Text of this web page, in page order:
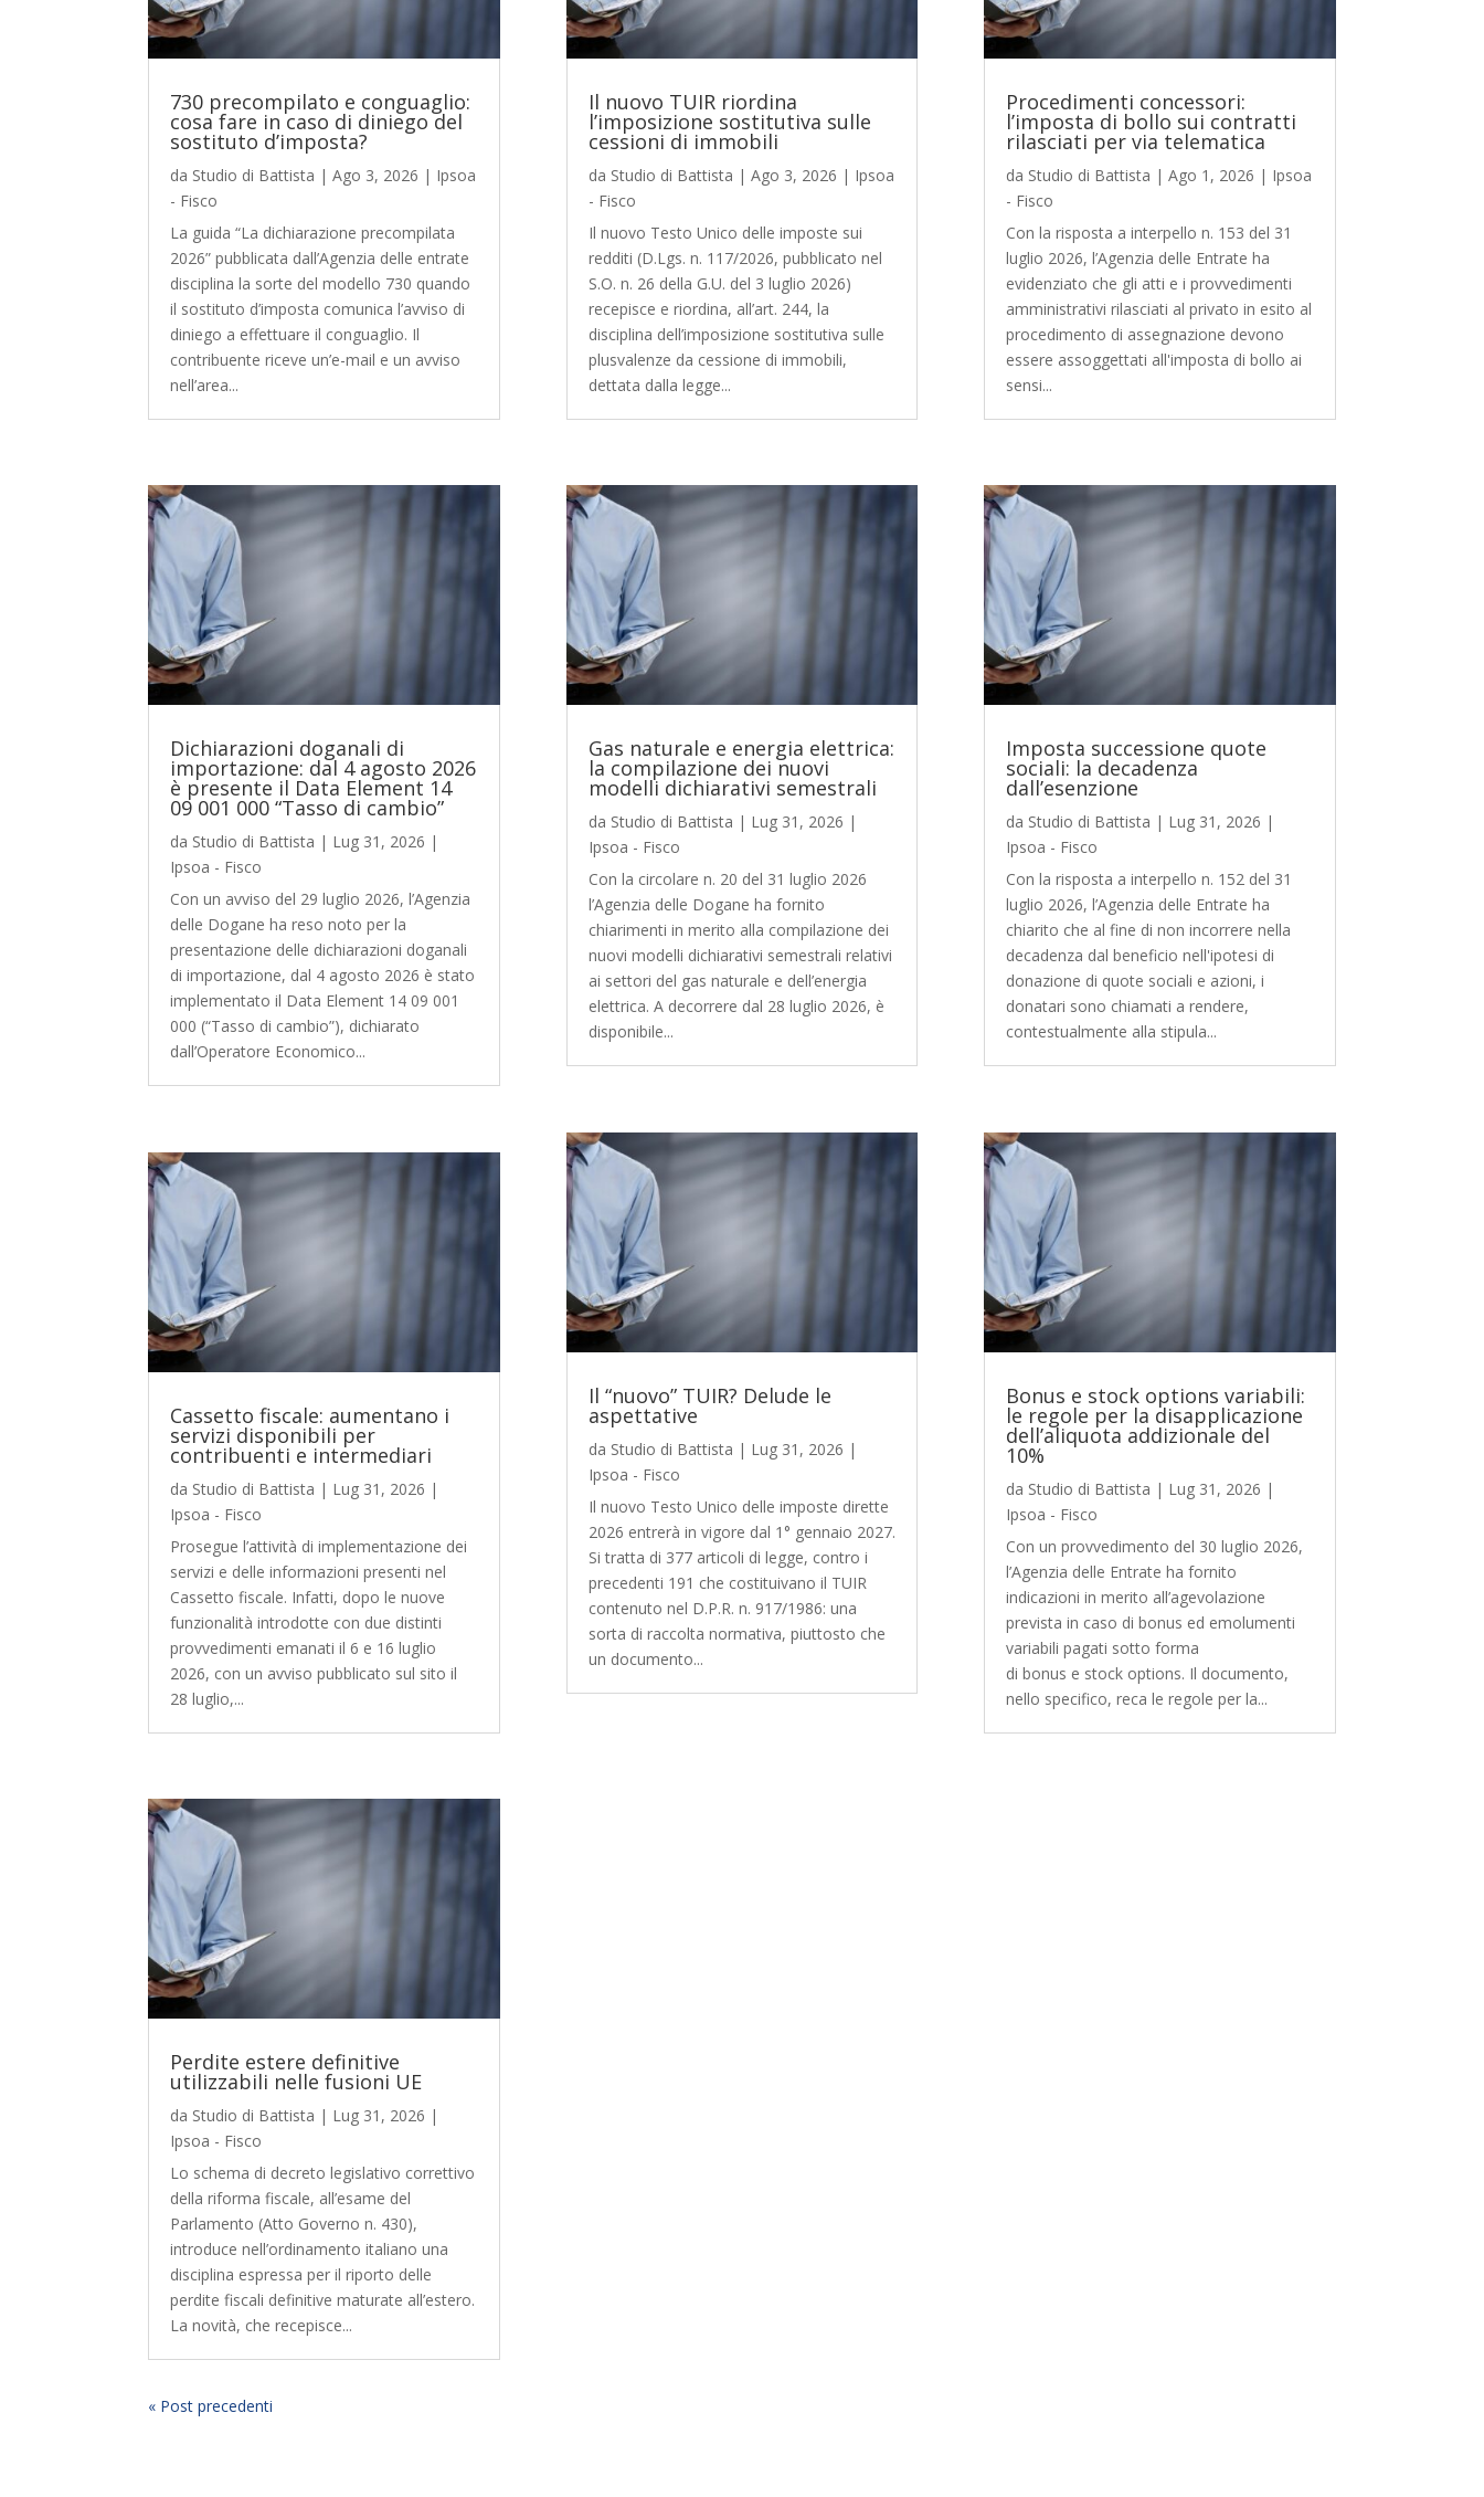
730 precompilato e conguaglio:
cosa fare in caso di diniego del
sostituto d’imposta?
da Studio di Battista |Ago 3, 2026 | Ipsoa
- Fisco
La guida “La dichiarazione precompilata
2026” pubblicata dall’Agenzia delle entrate
disciplina la sorte del modello 730 quando
il sostituto d’imposta comunica l’avviso di
diniego a effettuare il conguaglio. Il
contribuente riceve un’e-mail e un avviso
nell’area...
Dichiarazioni doganali di
importazione: dal 4 agosto 2026
è presente il Data Element 14
09 001 000 “Tasso di cambio”
da Studio di Battista | Lug 31, 2026 |
Ipsoa - Fisco
Con un avviso del 29 luglio 2026, l’Agenzia
delle Dogane ha reso noto per la
presentazione delle dichiarazioni doganali
di importazione, dal 4 agosto 2026 è stato
implementato il Data Element 14 09 001
000 (“Tasso di cambio”), dichiarato
dall’Operatore Economico...
Cassetto fiscale: aumentano i
servizi disponibili per
contribuenti e intermediari
da Studio di Battista | Lug 31, 2026 |
Ipsoa - Fisco
Prosegue l’attività di implementazione dei
servizi e delle informazioni presenti nel
Cassetto fiscale. Infatti, dopo le nuove
funzionalità introdotte con due distinti
provvedimenti emanati il 6 e 16 luglio
2026, con un avviso pubblicato sul sito il
28 luglio,...
Perdite estere definitive
utilizzabili nelle fusioni UE
da Studio di Battista | Lug 31, 2026 |
Ipsoa - Fisco
Lo schema di decreto legislativo correttivo
della riforma fiscale, all’esame del
Parlamento (Atto Governo n. 430),
introduce nell’ordinamento italiano una
disciplina espressa per il riporto delle
perdite fiscali definitive maturate all’estero.
La novità, che recepisce...
Il nuovo TUIR riordina
l’imposizione sostitutiva sulle
cessioni di immobili
da Studio di Battista | Ago 3, 2026 | Ipsoa
- Fisco
Il nuovo Testo Unico delle imposte sui
redditi (D.Lgs. n. 117/2026, pubblicato nel
S.O. n. 26 della G.U. del 3 luglio 2026)
recepisce e riordina, all’art. 244, la
disciplina dell’imposizione sostitutiva sulle
plusvalenze da cessione di immobili,
dettata dalla legge...
Gas naturale e energia elettrica:
la compilazione dei nuovi
modelli dichiarativi semestrali
da Studio di Battista | Lug 31, 2026 |
Ipsoa - Fisco
Con la circolare n. 20 del 31 luglio 2026
l’Agenzia delle Dogane ha fornito
chiarimenti in merito alla compilazione dei
nuovi modelli dichiarativi semestrali relativi
ai settori del gas naturale e dell’energia
elettrica. A decorrere dal 28 luglio 2026, è
disponibile...
Il “nuovo” TUIR? Delude le
aspettative
da Studio di Battista | Lug 31, 2026 |
Ipsoa - Fisco
Il nuovo Testo Unico delle imposte dirette
2026 entrerà in vigore dal 1° gennaio 2027.
Si tratta di 377 articoli di legge, contro i
precedenti 191 che costituivano il TUIR
contenuto nel D.P.R. n. 917/1986: una
sorta di raccolta normativa, piuttosto che
un documento...
Procedimenti concessori:
l’imposta di bollo sui contratti
rilasciati per via telematica
da Studio di Battista | Ago 1, 2026 | Ipsoa
- Fisco
Con la risposta a interpello n. 153 del 31
luglio 2026, l’Agenzia delle Entrate ha
evidenziato che gli atti e i provvedimenti
amministrativi rilasciati al privato in esito al
procedimento di assegnazione devono
essere assoggettati all'imposta di bollo ai
sensi...
Imposta successione quote
sociali: la decadenza
dall’esenzione
da Studio di Battista | Lug 31, 2026 |
Ipsoa - Fisco
Con la risposta a interpello n. 152 del 31
luglio 2026, l’Agenzia delle Entrate ha
chiarito che al fine di non incorrere nella
decadenza dal beneficio nell'ipotesi di
donazione di quote sociali e azioni, i
donatari sono chiamati a rendere,
contestualmente alla stipula...
Bonus e stock options variabili:
le regole per la disapplicazione
dell’aliquota addizionale del
10%
da Studio di Battista | Lug 31, 2026 |
Ipsoa - Fisco
Con un provvedimento del 30 luglio 2026,
l’Agenzia delle Entrate ha fornito
indicazioni in merito all’agevolazione
prevista in caso di bonus ed emolumenti
variabili pagati sotto forma
di bonus e stock options. Il documento,
nello specifico, reca le regole per la...
« Post precedenti